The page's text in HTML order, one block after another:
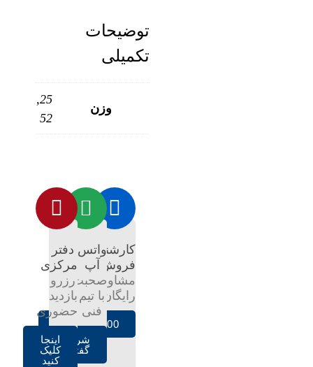
توضیحات
تکمیلی
وزن
25,
52
کارشناس
فروش
مشاوره
رایگان
02128421100
واتس
آپ
صحبت
با تیم
فنی
شروع
گفتگو
دفتر
مرکزی
رزرو
بازدید
حضوری
اینجا
کلیک
کنید